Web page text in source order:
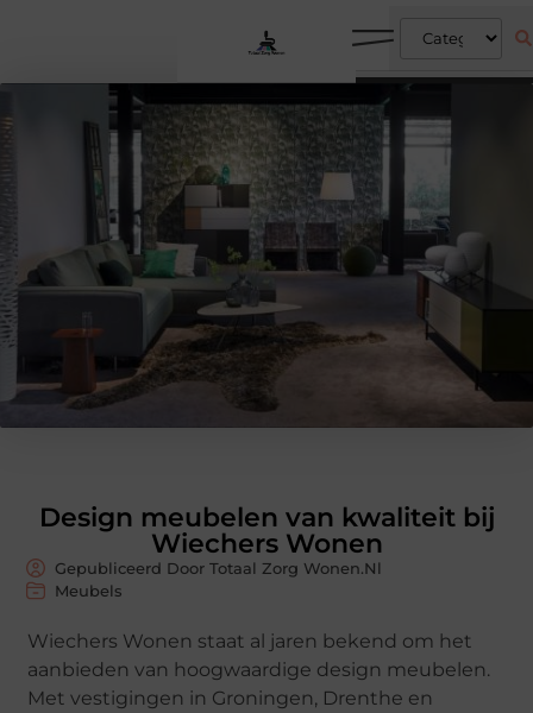
Design meubelen van kwaliteit bij
Wiechers Wonen
Gepubliceerd Door Totaal Zorg Wonen.nl
Meubels
Wiechers Wonen staat al jaren bekend om het
aanbieden van hoogwaardige design meubelen.
Met vestigingen in Groningen, Drenthe en